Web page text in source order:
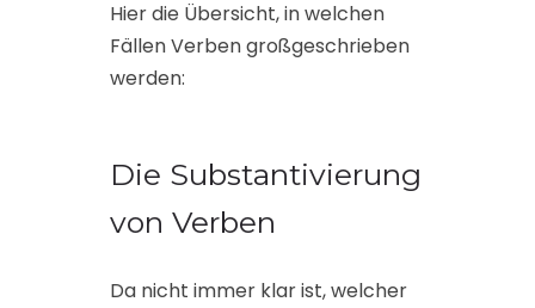
Hier die Übersicht, in welchen
Fällen Verben großgeschrieben
werden:
Die Substantivierung
von Verben
Da nicht immer klar ist, welcher